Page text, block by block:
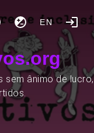
EN
sem ânimo de lucro,